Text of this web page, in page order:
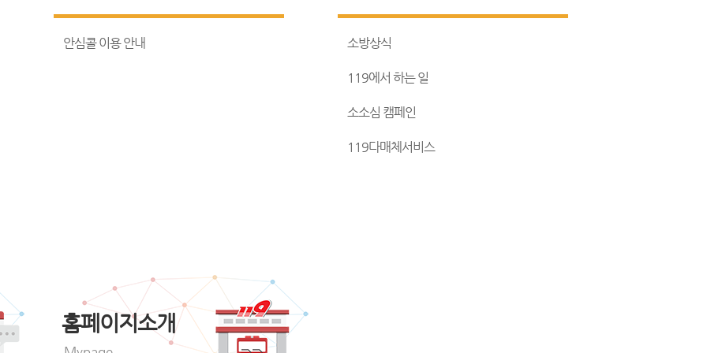
안심콜 이용 안내 소방상식
119에서 하는 일
소소심 캠페인
119다매체서비스
홈페이지소개